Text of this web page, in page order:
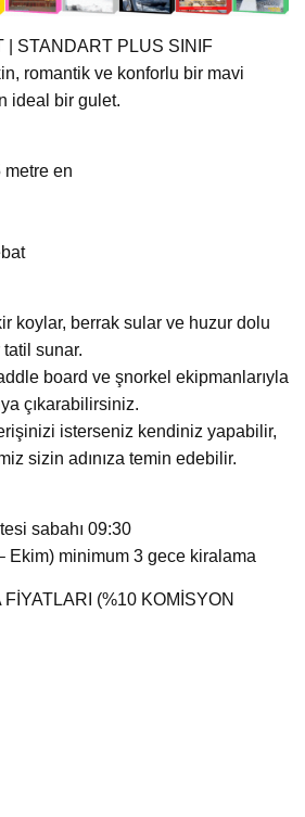
| STANDART PLUS SINIF
romantik ve konforlu bir mavi
ideal bir gulet.
metre en
koylar, berrak sular ve huzur dolu
sunar.
board ve şnorkel ekipmanlarıyla
çıkarabilirsiniz.
isterseniz kendiniz yapabilir,
sizin adınıza temin edebilir.
sabahı 09:30
Ekim) minimum 3 gece kiralama
(%10 KOMİSYON